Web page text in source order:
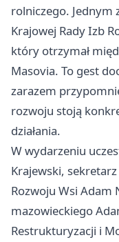
rolniczego. Jednym
Krajowej Rady Izb
który otrzymał
Masovia. To gest
zarazem
rozwoju stoją
działania.
W wydarzeniu
Krajewski,
Rozwoju Wsi Adam
mazowieckiego
Restrukturyzacji i